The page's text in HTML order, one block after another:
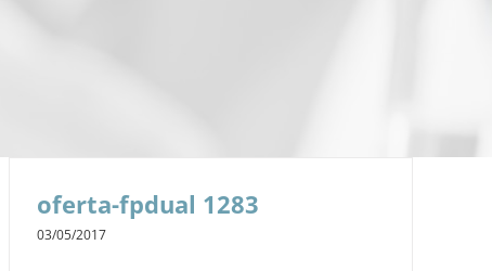
oferta-fpdual 1283
03/05/2017